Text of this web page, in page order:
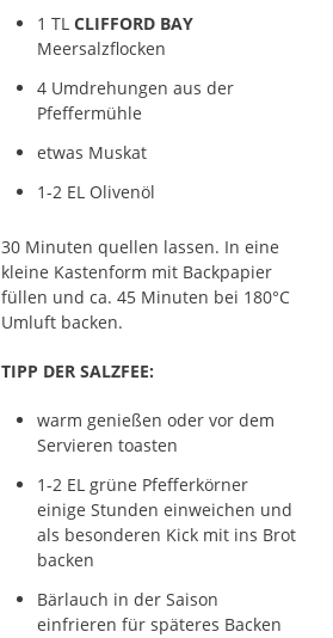
1 TL CLIFFORD BAY
Meersalzflocken
4 Umdrehungen aus der
Pfeffermühle
etwas Muskat
1-2 EL Olivenöl
30 Minuten quellen lassen. In eine
kleine Kastenform mit Backpapier
füllen und ca. 45 Minuten bei 180°C
Umluft backen.
TIPP DER SALZFEE:
warm genießen oder vor dem
Servieren toasten
1-2 EL grüne Pfefferkörner
einige Stunden einweichen und
als besonderen Kick mit ins Brot
backen
Bärlauch in der Saison
einfrieren für späteres Backen